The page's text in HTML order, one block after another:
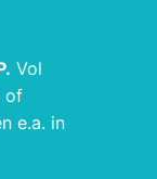
Vol
of
e.a. in